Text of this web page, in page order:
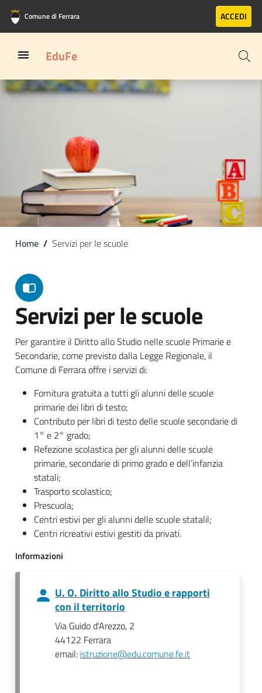
Vai al contenuto principale
Vai al footer
Comune di Ferrara ACCEDI
EduFe
Home Servizi per le scuole
Servizi per le scuole
Per garantire il Diritto allo Studio nelle scuole Primarie e
Secondarie, come previsto dalla Legge Regionale, il
Comune di Ferrara offre i servizi di:
Fornitura gratuita a tutti gli alunni delle scuole
primarie dei libri di testo;
Contributo per libri di testo delle scuole secondarie di
1° e 2° grado;
Refezione scolastica per gli alunni delle scuole
primarie, secondarie di primo grado e dell’infanzia
statali;
Trasporto scolastico;
Prescuola;
Centri estivi per gli alunni delle scuole statalil;
Centri ricreativi estivi gestiti da privati.
Informazioni
U. O. Diritto allo Studio e rapporti
con il territorio
Via Guido d'Arezzo, 2
44122 Ferrara
email: istruzione@edu.comune.fe.it